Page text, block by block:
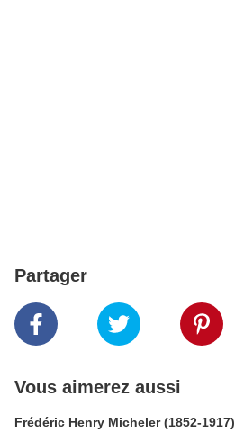
Partager
Vous aimerez aussi
Frédéric Henry Micheler (1852-1917)